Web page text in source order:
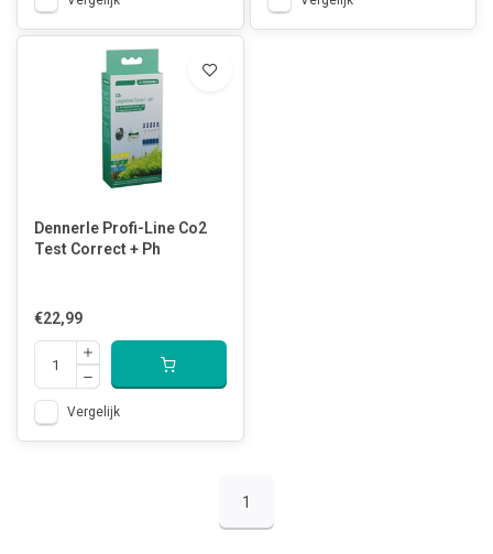
Dennerle Profi-Line Co2
Test Correct + Ph
€22,99
Vergelijk
1